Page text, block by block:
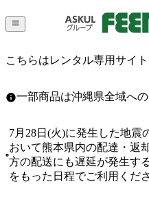
こちらはレンタル専用サイ
一部商品は沖縄県全域へ
7月28日(火)に発生した地震
おいて熊本県内の配達・返
方の配送にも遅延が発生す
をもった日程でご利用くださ